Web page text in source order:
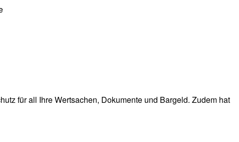
für all Ihre Wertsachen, Dokumente und Bargeld. Zudem hat